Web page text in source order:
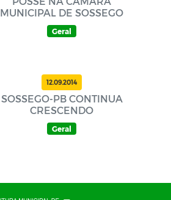
MUNICIPAL DE SOSSEGO
Geral
12.09.2014
SOSSEGO-PB CONTINUA
CRESCENDO
Geral